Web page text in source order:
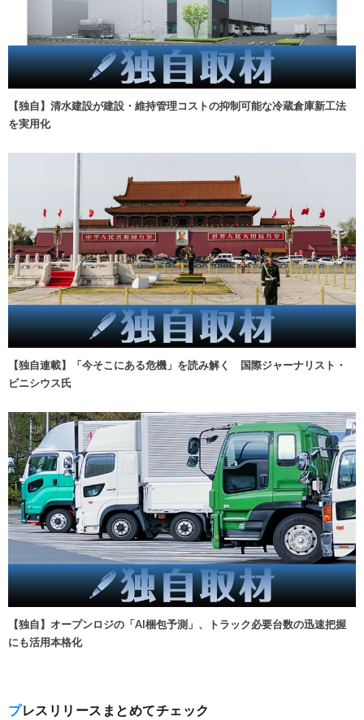
【独自】清水建設が建設・維持管理コストの抑制可能な冷蔵倉庫新工法
を実用化
【独自連載】「今そこにある危機」を読み解く 国際ジャーナリスト・
ビニシウス氏
【独自】オープンロジの「AI梱包予測」、トラック必要台数の迅速把握
にも活用本格化
プレスリリースまとめてチェック